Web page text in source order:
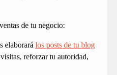
de tu negocio:
elaborará los posts de tu blog
reforzar tu autoridad,